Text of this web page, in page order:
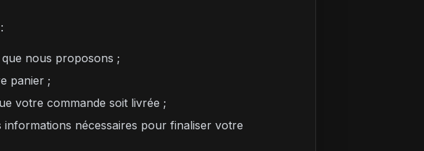
nous proposons ;
panier ;
votre commande soit livrée ;
informations nécessaires pour finaliser votre